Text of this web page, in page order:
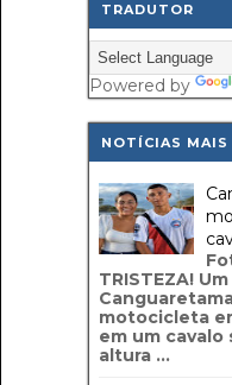
TRADUTOR
Powered by
NOTÍCIAS MAIS
TRISTEZA!
motocicleta
em um cavalo
altura ...